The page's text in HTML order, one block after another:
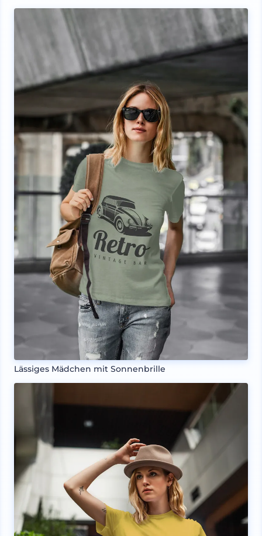
Lässiges Mädchen mit Sonnenbrille